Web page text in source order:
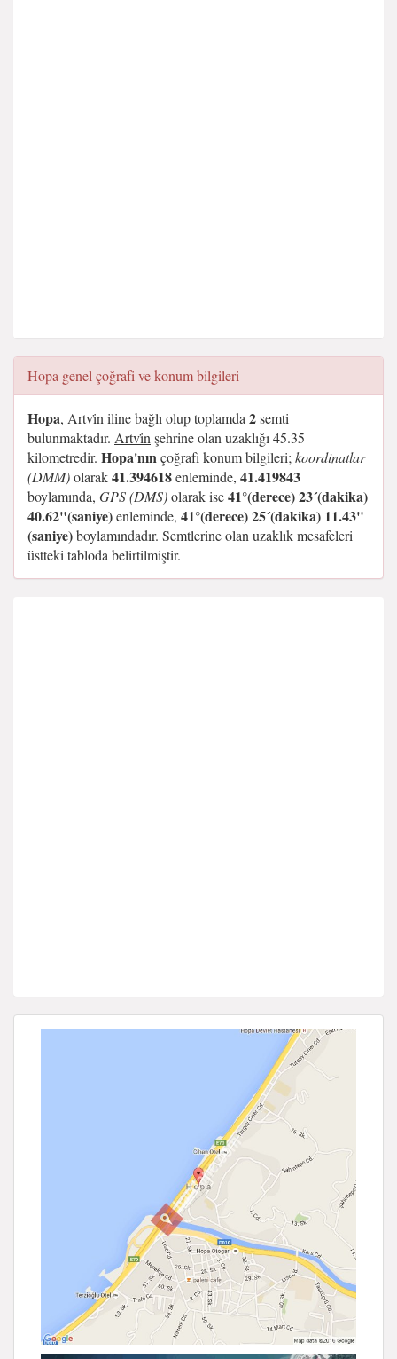
Hopa genel çoğrafi ve konum bilgileri
Hopa, Artvi̇n iline bağlı olup toplamda 2semti
bulunmaktadır. Artvi̇n şehrine olan uzaklığı 45.35
kilometredir. Hopa'nınçoğrafi konum bilgileri; koordinatlar
(DMM)olarak41.394618enleminde, 41.419843
boylamında, GPS (DMS)olarak ise41°(derece) 23´(dakika)
40.62"(saniye)enleminde, 41°(derece) 25´(dakika) 11.43"
(saniye)boylamındadır. Semtlerine olan uzaklık mesafeleri
üstteki tabloda belirtilmiştir.